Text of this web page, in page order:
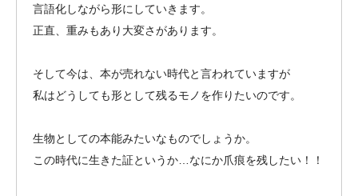
言語化しながら形にしていきます。
正直、重みもあり大変さがあります。
そして今は、本が売れない時代と言われていますが
私はどうしても形として残るモノを作りたいのです。
生物としての本能みたいなものでしょうか。
この時代に生きた証というか…なにか爪痕を残したい！！